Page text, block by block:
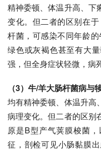
精神委顿、体温升高、下
变化。但二者的区别在
杆菌，可感染不同年龄
绿色或灰褐色甚至有大
强，但全身症状轻微，病
（3）牛/羊大肠杆菌病
均有精神委顿、体温升高
病理变化。但二者的区别
原是B型产气荚膜梭菌
征，剖检可见小肠黏膜